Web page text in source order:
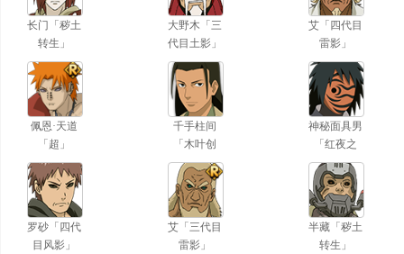
长门「秽土
转生」
大野木「三
代目土影」
艾「四代目
雷影」
佩恩·天道
「超」
千手柱间
「木叶创
立」
神秘面具男
「红夜之
刃」
罗砂「四代
目风影」
艾「三代目
雷影」
半藏「秽土
转生」